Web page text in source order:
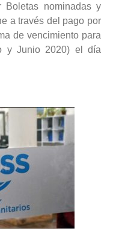
nominadas y
a través del pago por
de vencimiento para
y Junio 2020) el día